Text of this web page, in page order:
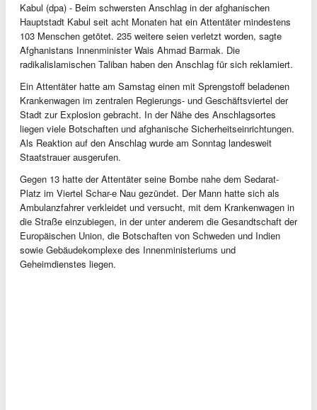
Kabul (dpa) - Beim schwersten Anschlag in der afghanischen
Hauptstadt Kabul seit acht Monaten hat ein Attentäter mindestens
103 Menschen getötet. 235 weitere seien verletzt worden, sagte
Afghanistans Innenminister Wais Ahmad Barmak. Die
radikalislamischen Taliban haben den Anschlag für sich reklamiert.
Ein Attentäter hatte am Samstag einen mit Sprengstoff beladenen
Krankenwagen im zentralen Regierungs- und Geschäftsviertel der
Stadt zur Explosion gebracht. In der Nähe des Anschlagsortes
liegen viele Botschaften und afghanische Sicherheitseinrichtungen.
Als Reaktion auf den Anschlag wurde am Sonntag landesweit
Staatstrauer ausgerufen.
Gegen 13 hatte der Attentäter seine Bombe nahe dem Sedarat-
Platz im Viertel Schar-e Nau gezündet. Der Mann hatte sich als
Ambulanzfahrer verkleidet und versucht, mit dem Krankenwagen in
die Straße einzubiegen, in der unter anderem die Gesandtschaft der
Europäischen Union, die Botschaften von Schweden und Indien
sowie Gebäudekomplexe des Innenministeriums und
Geheimdienstes liegen.